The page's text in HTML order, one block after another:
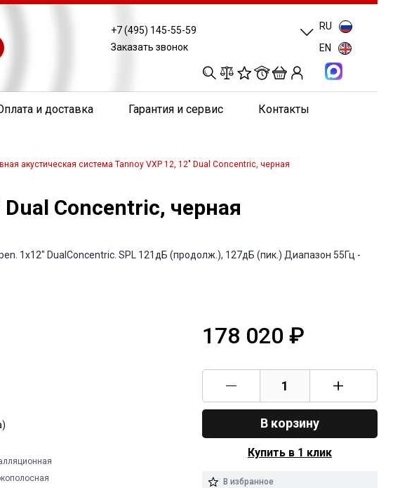
+7 (495) 145-55-59
Заказать звонок
0
RU
EN
и доставка Гарантия и сервис Контакты
акустическая система Tannoy VXP 12, 12" Dual Concentric, черная
Concentric, черная
1х12" DualConcentric. SPL 121дБ (продолж.), 127дБ (пик.) Диапазон 55Гц -
178 020 ₽
В корзину
Купить в 1 клик
В избранное